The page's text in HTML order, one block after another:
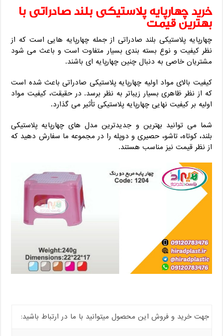
خرید چهارپایه پلاستیکی بلند صادراتی با
بهترین قیمت
چهارپایه پلاستیکی بلند صادراتی از جمله چهارپایه هایی است که از
نظر کیفیت و نوع بسته بندی بسیار متفاوت است و باعث می شود
مشتریان خاصی به دنبال چنین چهارپایه ای باشند.
کیفیت بالای مواد اولیه چهارپایه پلاستیکی صادراتی باعث شده است
که از نظر ظاهری بسیار زیباتر به نظر برسد. در حقیقت، کیفیت مواد
اولیه بر کیفیت نهایی چهارپایه پلاستیکی تأثیر می گذارد.
شما می توانید بهترین و جدیدترین مدل های چهارپایه پلاستیکی
بلند، کوتاه، تاشو، حصیری و دوپله را در مجموعه ما سفارش دهید که
از نظر قیمت نیز مناسب هستند.
جهت خرید و فروش این محصول میتوانید با ما در ارتباط باشید: